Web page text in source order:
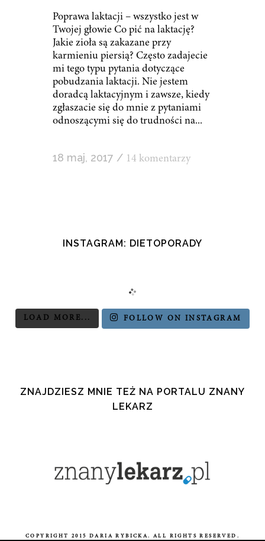
Poprawa laktacji – wszystko jest w
Twojej głowie Co pić na laktację?
Jakie zioła są zakazane przy
karmieniu piersią? Często zadajecie
mi tego typu pytania dotyczące
pobudzania laktacji. Nie jestem
doradcą laktacyjnym i zawsze, kiedy
zgłaszacie się do mnie z pytaniami
odnoszącymi się do trudności na...
18 maj, 2017 / 14 komentarzy
INSTAGRAM: DIETOPORADY
LOAD MORE... FOLLOW ON INSTAGRAM
ZNAJDZIESZ MNIE TEŻ NA PORTALU ZNANY
LEKARZ
COPYRIGHT 2015 DARIA RYBICKA. ALL RIGHTS RESERVED.